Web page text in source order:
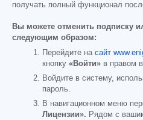
получать полный функционал
Вы можете отменить подписку
следующим образом:
Перейдите на сайт
кнопку «Войти» в правом
Войдите в систему,
пароль.
В навигационном меню
Лицензии». Рядом с